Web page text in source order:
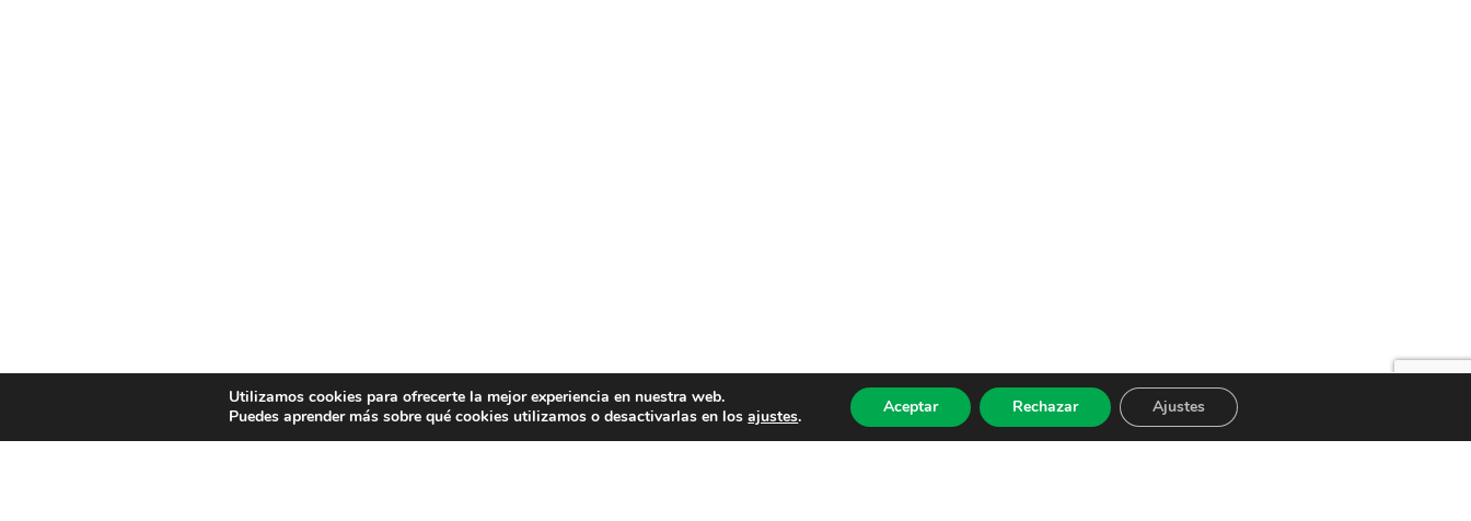
Utilizamos cookies para ofrecerte la mejor experiencia en nuestra web.
Puedes aprender más sobre qué cookies utilizamos o desactivarlas en losajustes. Aceptar Rechazar Ajustes